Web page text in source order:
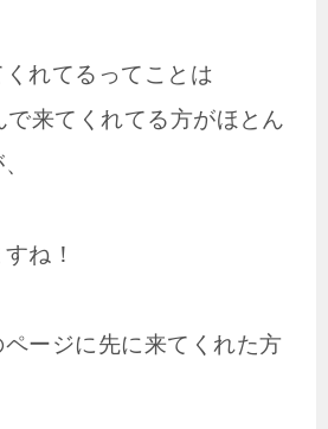
れてるってことは
来てくれてる方がほとん
ね！
ージに先に来てくれた方